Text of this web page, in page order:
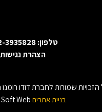
טלפון:3935828
הצהרת נגישות
שמורות לחברת דודו רומנו
בניית אתרים